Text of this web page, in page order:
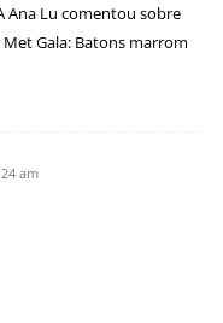
Ana Lu comentou sobre
Gala: Batons marrom
am